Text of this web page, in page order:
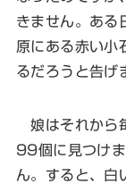
きません。ある
原にある赤い小
るだろうと告げ
娘はそれから
99個に見つけ
ん。すると、白